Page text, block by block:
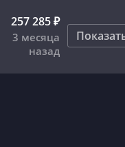
257 285 ₽
3 месяца
назад